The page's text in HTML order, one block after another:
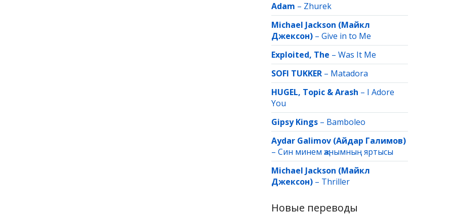
Adam – Zhurek
Michael Jackson (Майкл
Джексон) – Give in to Me
Exploited, The – Was It Me
SOFI TUKKER – Matadora
HUGEL, Topic & Arash – I Adore
You
Gipsy Kings – Bamboleo
Aydar Galimov (Айдар Галимов)
– Син минем җанымның яртысы
Michael Jackson (Майкл
Джексон) – Thriller
Новые переводы